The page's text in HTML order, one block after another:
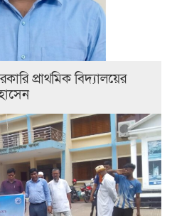
প্রাথমিক বিদ্যালয়ের